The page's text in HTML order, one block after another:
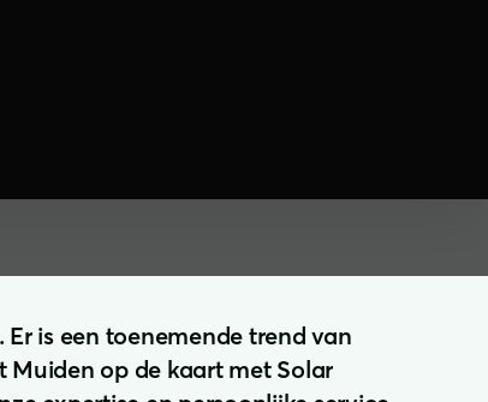
is een toenemende trend van
Muiden op de kaart met Solar